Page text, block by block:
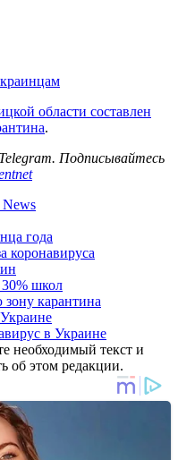
области составлен
.
Подписывайтесь
News
года
коронавируса
школ
карантина
в Украине
необходимый текст и
об этом редакции.